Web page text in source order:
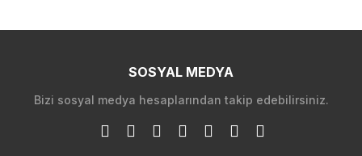
SOSYAL MEDYA
Bizi sosyal medya hesaplarından takip edebilirsiniz.